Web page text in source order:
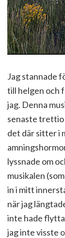
Jag stannade
till helgen och
jag. Denna
senaste trettio
det där sitter i
lyssnade om
musikalen
in i mitt
när jag
inte hade
jag inte visste